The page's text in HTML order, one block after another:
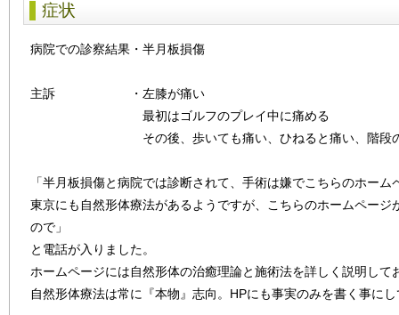
症状
病院での診察結果・半月板損傷
主訴 ・左膝が痛い
最初はゴルフのプレイ中に痛める
その後、歩いても痛い、ひねると痛い、階段の
「半月板損傷と病院では診断されて、手術は嫌でこちらのホーム
東京にも自然形体療法があるようですが、こちらのホームページ
ので」
と電話が入りました。
ホームページには自然形体の治癒理論と施術法を詳しく説明して
自然形体療法は常に『本物』志向。HPにも事実のみを書く事に